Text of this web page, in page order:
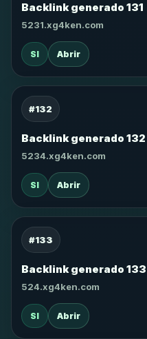
Backlink generado 131
5231.xg4ken.com
SI Abrir
#132
Backlink generado 132
5234.xg4ken.com
SI Abrir
#133
Backlink generado 133
524.xg4ken.com
SI Abrir